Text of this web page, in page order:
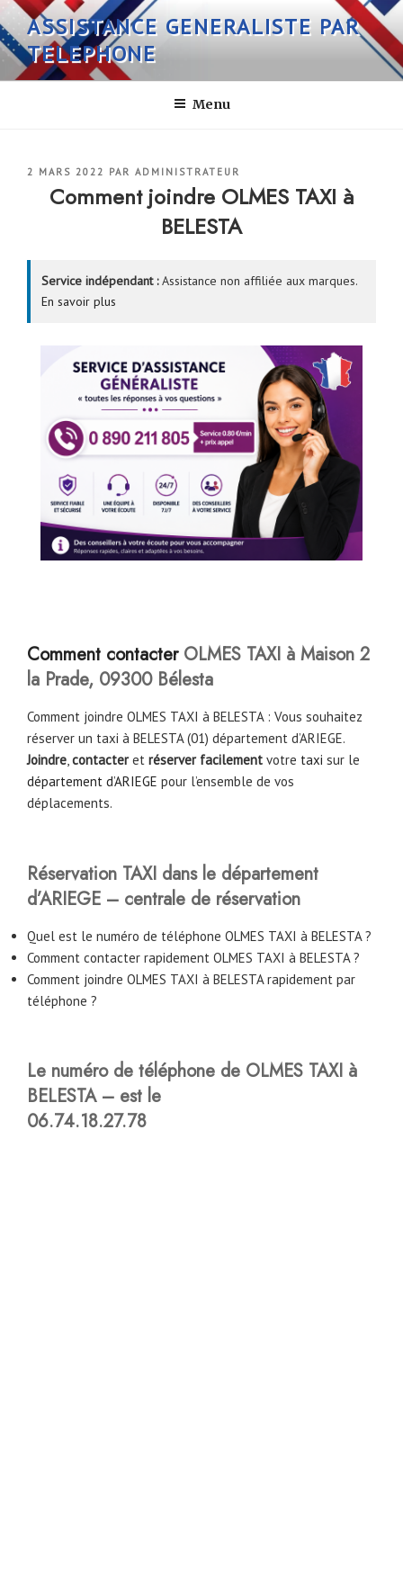
Aller
au
contenu
principal
ASSISTANCE GENERALISTE PAR
TELEPHONE
Menu
PUBLIÉ
2 MARS 2022 PAR ADMINISTRATEUR
Comment joindre OLMES TAXI à
BELESTA
Service indépendant :Assistance non affiliée aux marques.
En savoir plus
Comment contacterOLMES TAXI à Maison 2
la Prade, 09300 Bélesta
Comment joindre OLMES TAXI à BELESTA : Vous souhaitez
réserver un taxi à BELESTA (01) département d’ARIEGE.
Joindre,contacteret réserver facilement votre taxi sur le
département d’ARIEGE pour l’ensemble de vos
déplacements.
Réservation TAXI dans le département
d’ARIEGE – centrale de réservation
Quel est le numéro de téléphone OLMES TAXI à BELESTA ?
Comment contacter rapidement OLMES TAXI à BELESTA ?
Comment joindre OLMES TAXI à BELESTA rapidement par
téléphone ?
Le numéro de téléphone de OLMES TAXI à
BELESTA – est le
06.74.18.27.78